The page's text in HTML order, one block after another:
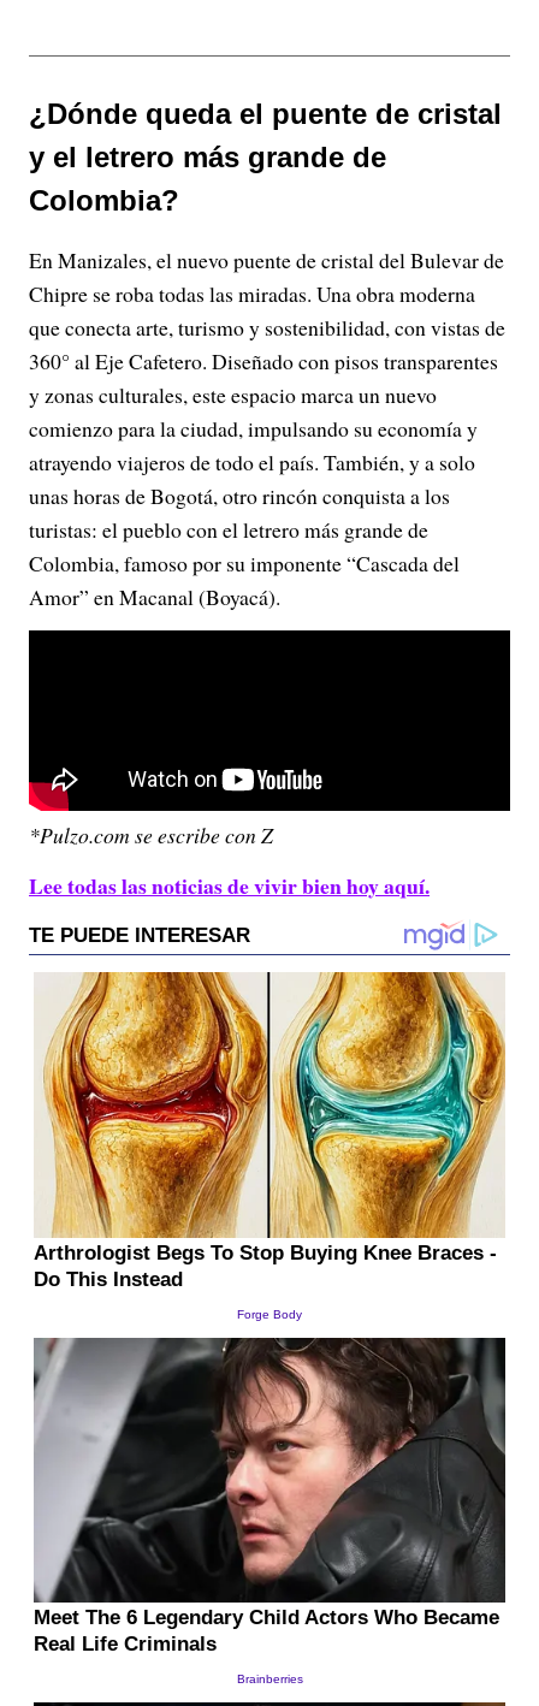
¿Dónde queda el puente de cristal
y el letrero más grande de
Colombia?
En Manizales, el nuevo puente de cristal del Bulevar de
Chipre se roba todas las miradas. Una obra moderna
que conecta arte, turismo y sostenibilidad, con vistas de
360° al Eje Cafetero. Diseñado con pisos transparentes
y zonas culturales, este espacio marca un nuevo
comienzo para la ciudad, impulsando su economía y
atrayendo viajeros de todo el país. También, y a solo
unas horas de Bogotá, otro rincón conquista a los
turistas: el pueblo con el letrero más grande de
Colombia, famoso por su imponente “Cascada del
Amor” en Macanal (Boyacá).
*Pulzo.com se escribe con Z
Lee todas las noticias de vivir bien hoy aquí.